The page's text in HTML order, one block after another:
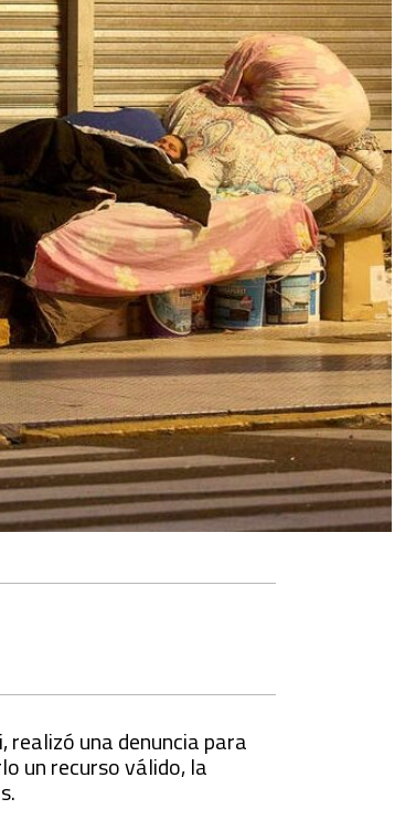
una denuncia para
un recurso válido, la